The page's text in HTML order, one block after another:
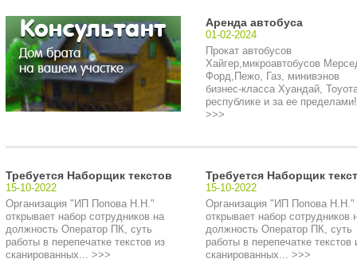
Аренда автобуса
01-02-2024
Прокат автобусов
Хайгер,микроавтобусов
Форд,Пежо, Газ, минивэнов
бизнес-класса Хуандай,
республике и за ее
>>>
Требуется Наборщик текстов
15-10-2022
Организация "ИП Попова Н.Н."
открывает набор сотрудников на
должность Оператор ПК, суть
работы в перепечатке текстов из
сканированных... >>>
Требуется Наборщик
15-10-2022
Организация "ИП Попова Н.Н."
открывает набор сотрудников
должность Оператор ПК, суть
работы в перепечатке текстов
сканированных... >>>